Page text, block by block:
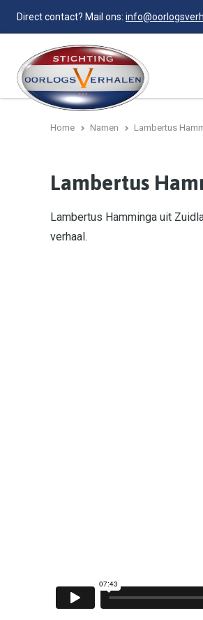
Direct contact? Mail ons:
Home Namen Lambertus
Lambertus
Lambertus Hamminga uit
verhaal.